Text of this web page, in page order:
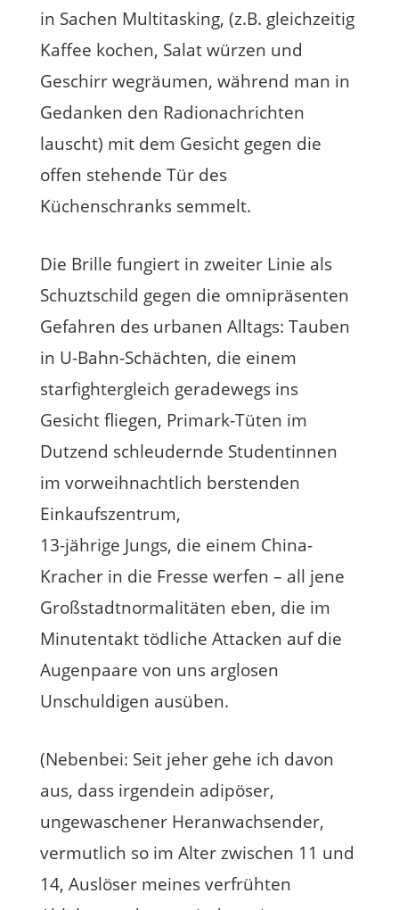
in Sachen Multitasking, (z.B. gleichzeitig
Kaffee kochen, Salat würzen und
Geschirr wegräumen, während man in
Gedanken den Radionachrichten
lauscht) mit dem Gesicht gegen die
offen stehende Tür des
Küchenschranks semmelt.
Die Brille fungiert in zweiter Linie als
Schuztschild gegen die omnipräsenten
Gefahren des urbanen Alltags: Tauben
in U-Bahn-Schächten, die einem
starfightergleich geradewegs ins
Gesicht fliegen, Primark-Tüten im
Dutzend schleudernde Studentinnen
im vorweihnachtlich berstenden
Einkaufszentrum,
13-jährige Jungs, die einem China-
Kracher in die Fresse werfen – all jene
Großstadtnormalitäten eben, die im
Minutentakt tödliche Attacken auf die
Augenpaare von uns arglosen
Unschuldigen ausüben.
(Nebenbei: Seit jeher gehe ich davon
aus, dass irgendein adipöser,
ungewaschener Heranwachsender,
vermutlich so im Alter zwischen 11 und
14, Auslöser meines verfrühten